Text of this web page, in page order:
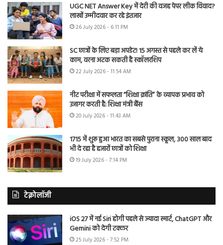
UGC NET Answer Key में देरी की वजह पेपर लीक विवाद?
लाखों उम्मीदवार कर रहे इंतजार
26 July 2026 - 6:11 PM
SC छात्रों के लिए बड़ा अपडेट! 15 अगस्त से पहले कर लें ये
काम, वरना अटक सकती है स्कॉलरशिप
22 July 2026 - 11:54 AM
नीट परीक्षा में सफलता “शिक्षा क्रांति” के व्यापक प्रभाव को
उजागर करती है: शिक्षा मंत्री बैंस
20 July 2026 - 11:43 AM
1715 में शुरू हुआ भारत का सबसे पुराना स्कूल, 300 साल बाद
भी दे रहा है हजारों छात्रों को शिक्षा
19 July 2026 - 7:14 PM
टेक्नोलॉजी
iOS 27 में नई Siri होगी पहले से ज्यादा स्मार्ट, ChatGPT और
Gemini को देगी टक्कर
25 July 2026 - 7:52 PM